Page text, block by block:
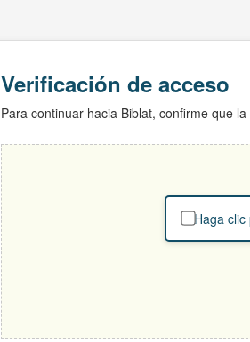
Verificación de acceso
Para continuar hacia Biblat, confirme que
Haga clic